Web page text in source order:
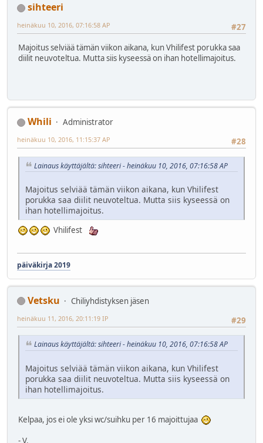
sihteeri
#27
heinäkuu 10, 2016, 07:16:58 AP
Majoitus selviää tämän viikon aikana, kun Vhilifest porukka saa
diilit neuvoteltua. Mutta siis kyseessä on ihan hotellimajoitus.
Whili
Administrator
#28
heinäkuu 10, 2016, 11:15:37 AP
Lainaus käyttäjältä: sihteeri - heinäkuu 10, 2016, 07:16:58 AP
Majoitus selviää tämän viikon aikana, kun Vhilifest
porukka saa diilit neuvoteltua. Mutta siis kyseessä on
ihan hotellimajoitus.
Vhilifest
päiväkirja 2019
Vetsku
Chiliyhdistyksen jäsen
#29
heinäkuu 11, 2016, 20:11:19 IP
Lainaus käyttäjältä: sihteeri - heinäkuu 10, 2016, 07:16:58 AP
Majoitus selviää tämän viikon aikana, kun Vhilifest
porukka saa diilit neuvoteltua. Mutta siis kyseessä on
ihan hotellimajoitus.
Kelpaa, jos ei ole yksi wc/suihku per 16 majoittujaa
- V.